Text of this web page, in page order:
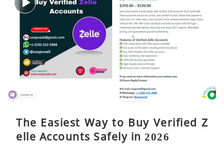
The Easiest Way to Buy Verified Z
elle Accounts Safely in 2026